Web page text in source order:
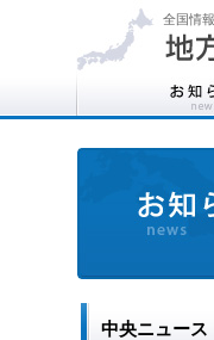
全国情
中央ニュース